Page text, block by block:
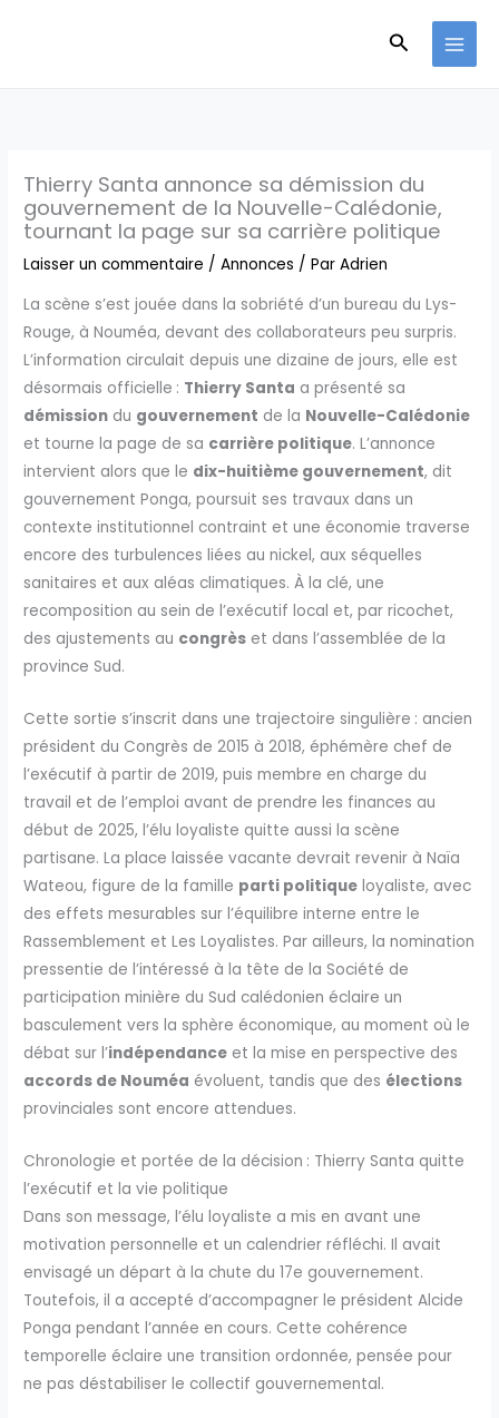
Thierry Santa annonce sa démission du
gouvernement de la Nouvelle-Calédonie,
tournant la page sur sa carrière politique
Laisser un commentaire /Annonces / ParAdrien
La scène s’est jouée dans la sobriété d’un bureau du Lys-
Rouge, à Nouméa, devant des collaborateurs peu surpris.
L’information circulait depuis une dizaine de jours, elle est
désormais officielle : Thierry Santa a présenté sa
démission du gouvernement de la Nouvelle-Calédonie
et tourne la page de sa carrière politique. L’annonce
intervient alors que le dix-huitième gouvernement, dit
gouvernement Ponga, poursuit ses travaux dans un
contexte institutionnel contraint et une économie traverse
encore des turbulences liées au nickel, aux séquelles
sanitaires et aux aléas climatiques. À la clé, une
recomposition au sein de l’exécutif local et, par ricochet,
des ajustements au congrès et dans l’assemblée de la
province Sud.
Cette sortie s’inscrit dans une trajectoire singulière : ancien
président du Congrès de 2015 à 2018, éphémère chef de
l’exécutif à partir de 2019, puis membre en charge du
travail et de l’emploi avant de prendre les finances au
début de 2025, l’élu loyaliste quitte aussi la scène
partisane. La place laissée vacante devrait revenir à Naïa
Wateou, figure de la famille parti politique loyaliste, avec
des effets mesurables sur l’équilibre interne entre le
Rassemblement et Les Loyalistes. Par ailleurs, la nomination
pressentie de l’intéressé à la tête de la Société de
participation minière du Sud calédonien éclaire un
basculement vers la sphère économique, au moment où le
débat sur l’indépendance et la mise en perspective des
accords de Nouméa évoluent, tandis que des élections
provinciales sont encore attendues.
Chronologie et portée de la décision : Thierry Santa quitte
l’exécutif et la vie politique
Dans son message, l’élu loyaliste a mis en avant une
motivation personnelle et un calendrier réfléchi. Il avait
envisagé un départ à la chute du 17e gouvernement.
Toutefois, il a accepté d’accompagner le président Alcide
Ponga pendant l’année en cours. Cette cohérence
temporelle éclaire une transition ordonnée, pensée pour
ne pas déstabiliser le collectif gouvernemental.